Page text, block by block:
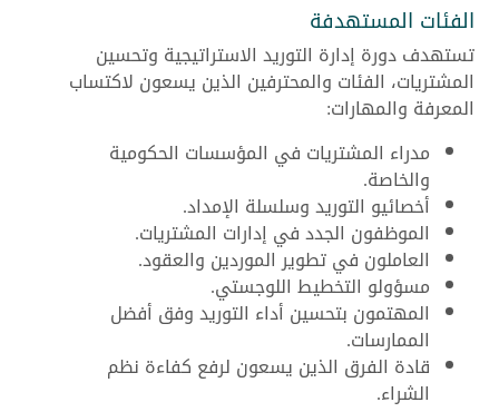
الفئات المستهدفة
تستهدف دورة إدارة التوريد الاستراتيجية وتحسين
المشتريات، الفئات والمحترفين الذين يسعون لاكتساب
المعرفة والمهارات:
مدراء المشتريات في المؤسسات الحكومية
والخاصة.
أخصائيو التوريد وسلسلة الإمداد.
الموظفون الجدد في إدارات المشتريات.
العاملون في تطوير الموردين والعقود.
مسؤولو التخطيط اللوجستي.
المهتمون بتحسين أداء التوريد وفق أفضل
الممارسات.
قادة الفرق الذين يسعون لرفع كفاءة نظم
الشراء.